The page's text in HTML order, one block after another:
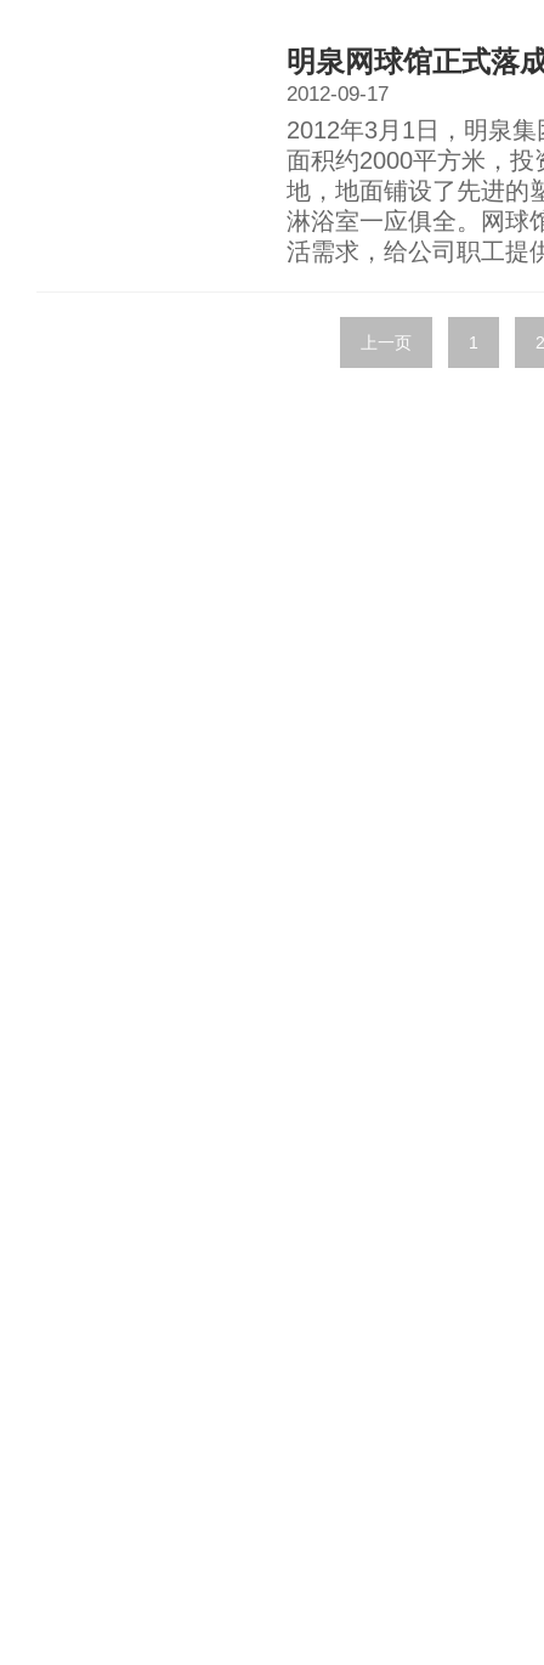
明泉网球馆正式落
2012-09-17
2012年3月1日，明泉
面积约2000平方米，
地，地面铺设了先进的
淋浴室一应俱全。网球
活需求，给公司职工提
上一页 1 2